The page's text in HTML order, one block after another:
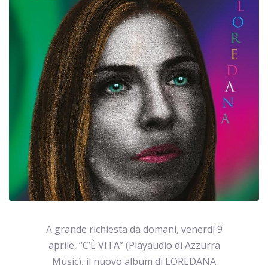
A grande richiesta da domani, venerdì 9
aprile, “C’È VITA” (Playaudio di Azzurra
Music), il nuovo album di LOREDANA